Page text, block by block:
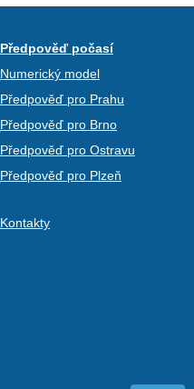
Předpověď počasí
Numerický model
Předpověď pro Prahu
Předpověď pro Brno
Předpověď pro Ostravu
Předpověď pro Plzeň
Kontakty